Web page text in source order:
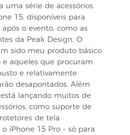
série de acessórios
15, disponíveis para
o evento, como as
da Peak Design. O
sido meu produto básico
aqueles que procuram
e relativamente
desapontados. Além
lançando muitos de
como suporte de
de tela
iPhone 15 Pro – só para